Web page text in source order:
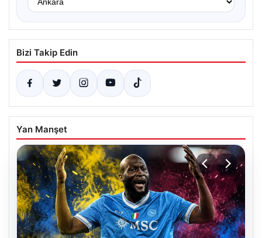
Bizi Takip Edin
Yan Manşet